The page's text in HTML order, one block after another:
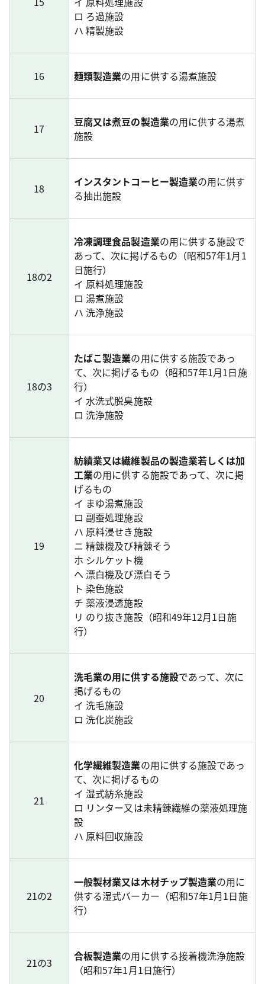
ロ ろ過施設
ハ 精製施設
16 麺類製造業の用に供する湯煮施設
17 豆腐又は煮豆の製造業の用に供する湯煮
施設
18 インスタントコーヒー製造業の用に供す
る抽出施設
18の2
冷凍調理食品製造業の用に供する施設で
あって、次に掲げるもの（昭和57年1月1
日施行）
イ 原料処理施設
ロ 湯煮施設
ハ 洗浄施設
18の3
たばこ製造業の用に供する施設であっ
て、次に掲げるもの（昭和57年1月1日施
行）
イ 水洗式脱臭施設
ロ 洗浄施設
19
紡績業又は繊維製品の製造業若しくは加
工業の用に供する施設であって、次に掲
げるもの
イ まゆ湯煮施設
ロ 副蚕処理施設
ハ 原料浸せき施設
ニ 精錬機及び精錬そう
ホ シルケット機
ヘ 漂白機及び漂白そう
ト 染色施設
チ 薬液浸透施設
リ のり抜き施設（昭和49年12月1日施
行）
20
洗毛業の用に供する施設であって、次に
掲げるもの
イ 洗毛施設
ロ 洗化炭施設
21
化学繊維製造業の用に供する施設であっ
て、次に掲げるもの
イ 湿式紡糸施設
ロ リンター又は未精錬繊維の薬液処理施
設
ハ 原料回収施設
21の2
一般製材業又は木材チップ製造業の用に
供する湿式バーカー（昭和57年1月1日施
行）
21の3 合板製造業の用に供する接着機洗浄施設
（昭和57年1月1日施行）